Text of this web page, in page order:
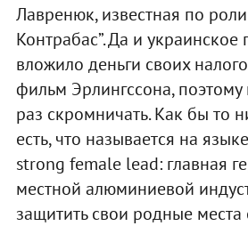
Лавренюк, известная по роли
Контрабас”. Да и украинское
вложило деньги своих
фильм Эрлингссона,
раз скромничать. Как бы то
есть, что называется на
strong female lead: главная
местной алюминиевой
защитить свои родные